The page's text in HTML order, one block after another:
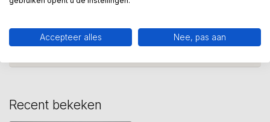
kunstcadeau?
Recent bekeken
Accepteer alles Nee, pas aan